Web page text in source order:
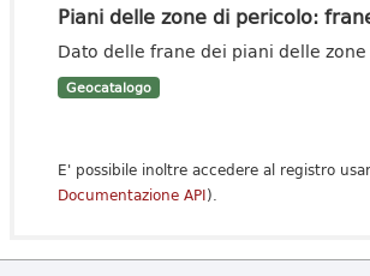
Piani delle zone di pericolo:
Dato delle frane dei piani delle
Geocatalogo
E' possibile inoltre accedere al registro
Documentazione API).